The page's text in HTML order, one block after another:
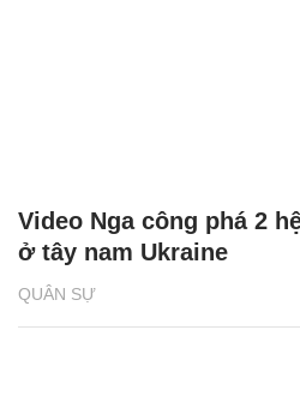
QUÂN SỰ
Video Nga công phá 2
ở tây nam Ukraine